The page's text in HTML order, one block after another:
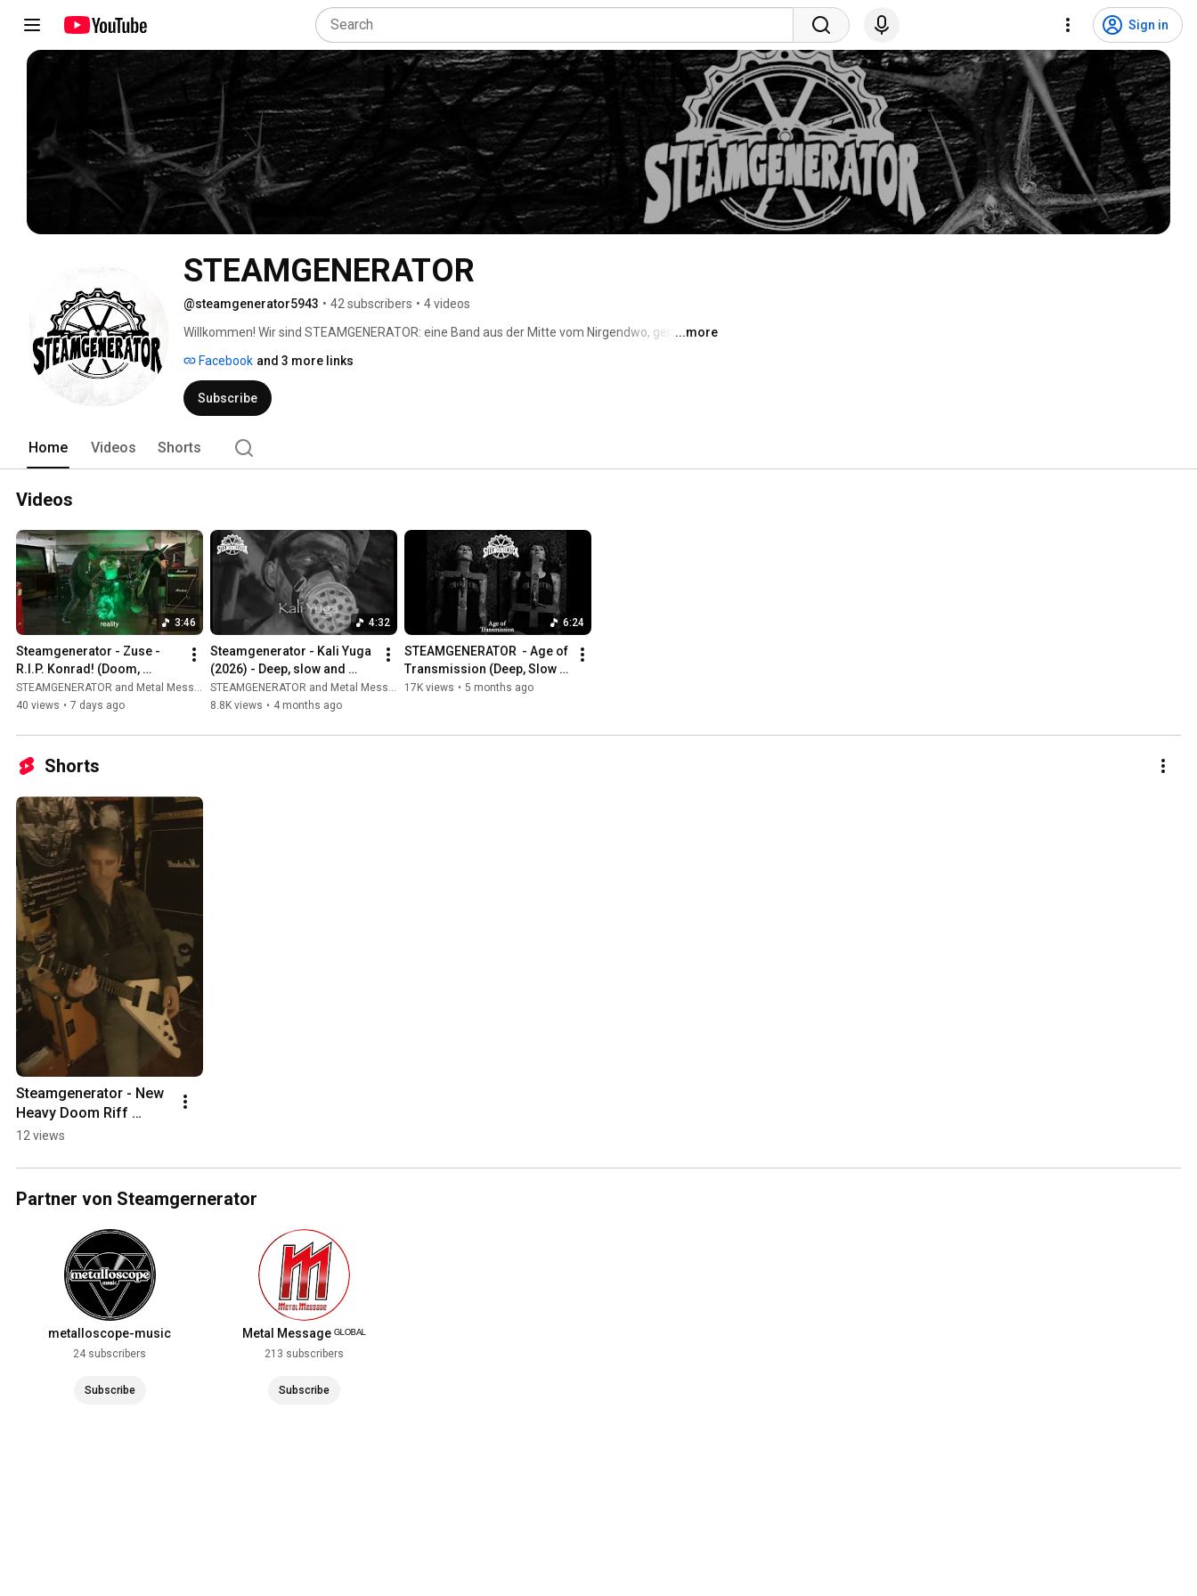
Sign in
STEAMGENERATOR
@steamgenerator5943 • 42 subscribers • 4 videos
Willkommen! Wir sind STEAMGENERATOR: eine Band aus der Mitte vom Nirgendwo, genauer
Namen Doom zu Hause. Fünf Männer von der Arbeit mürbe gemacht, sind aufgebrochen
Energie zu erzeugen. Lasst Euch elektrisieren!
...more
Facebook and 3 more links
Subscribe
Home Videos Shorts
Videos
3:46
Steamgenerator - Zuse -
R.I.P. Konrad! (Doom,
Industrial, Dark)
STEAMGENERATOR and Metal Message ᴳᴸᴼᴮᴬᴸ
40 views • 7 days ago
4:32
Steamgenerator - Kali Yuga
(2026) - Deep, slow and
dark, Doom Metal / Stoner
STEAMGENERATOR and Metal Message ᴳᴸᴼᴮᴬᴸ
8.8K views • 4 months ago
6:24
STEAMGENERATOR  - Age of
Transmission (Deep, Slow
and Dark, Doom Metal /
17K views • 5 months ago
Shorts
Steamgenerator - New
Heavy Doom Riff
(Rehearsal Room)
12 views
Partner von Steamgernerator
metalloscope-music
24 subscribers
Subscribe
Metal Message ᴳᴸᴼᴮᴬᴸ
213 subscribers
Subscribe